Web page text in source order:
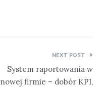
NEXT POST
System raportowania w
nowej firmie – dobór KPI,